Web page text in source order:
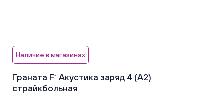
Наличие в магазинах
Граната F1 Акустика заряд 4 (А2)
страйкбольная